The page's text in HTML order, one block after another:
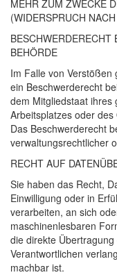
MEHR ZUM ZWECKE
(WIDERSPRUCH NACH
BESCHWERDE­RECHT
BEHÖRDE
Im Falle von Verstößen
ein Beschwerderecht
dem Mitgliedstaat ihres
Arbeitsplatzes oder
Das Beschwerderecht
verwaltungsrechtlicher
RECHT AUF
Sie haben das Recht,
Einwilligung oder in
verarbeiten, an sich
maschinenlesbaren
die direkte
Verantwortlichen
machbar ist.